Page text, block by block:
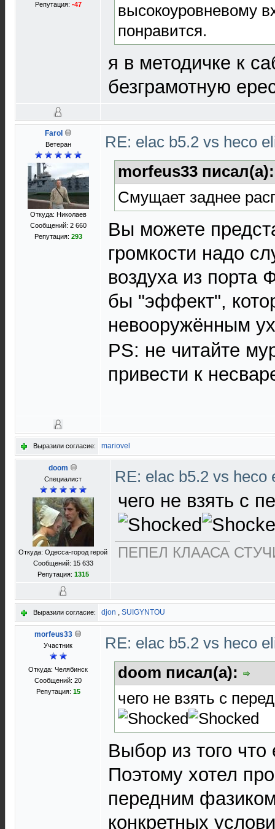
Репутация: -47
высокоуровневому
понравится.
я в методичке к
безграмотную
Farol
Ветеран
Откуда: Николаев
Сообщений: 2 660
Репутация: 293
RE: elac b5.2 vs heco
morfeus33
Смущает заднее
Вы можете
громкости надо
воздуха из порта
бы "эффект",
невооружённым
PS: не читайте
привести к
Выразили согласие: mariovel
doom
Специалист
Откуда: Одесса-город герой
Сообщений: 15 633
Репутация: 1315
RE: elac b5.2 vs heco
чего не взять с
ПЕПЕЛ КЛААСА
Выразили согласие: djon , SUIGYNTOU
morfeus33
Участник
Откуда: Челябинск
Сообщений: 20
Репутация: 15
RE: elac b5.2 vs heco
doom писал(а):
чего не взять с
Выбор из того
Поэтому хотел
передним
конкретных